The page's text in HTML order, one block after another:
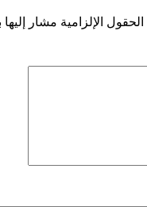
الحقول الإلزامية مشار إليها